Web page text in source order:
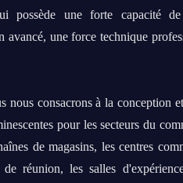
possède une forte capacité
avancé, une force technique
nous consacrons à la conception
pour les secteurs du
de magasins, les centres
de réunion, les salles